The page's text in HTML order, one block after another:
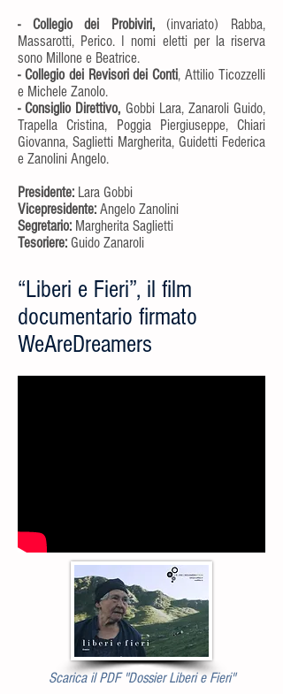
- Collegio dei Probiviri,(invariato) Rabba,
Massarotti, Perico. I nomi eletti per la riserva
sono Millone e Beatrice.
- Collegio dei Revisori dei Conti, Attilio Ticozzelli
e Michele Zanolo.
- Consiglio Direttivo, Gobbi Lara, Zanaroli Guido,
Trapella Cristina, Poggia Piergiuseppe, Chiari
Giovanna, Saglietti Margherita, Guidetti Federica
e Zanolini Angelo.
Presidente: Lara Gobbi
Vicepresidente: Angelo Zanolini
Segretario: Margherita Saglietti
Tesoriere: Guido Zanaroli
“Liberi e Fieri”, il film
documentario firmato
WeAreDreamers
Scarica il PDF "Dossier Liberi e Fieri"